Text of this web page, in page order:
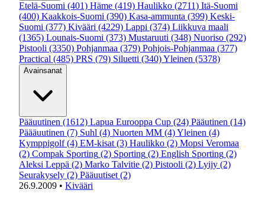
Etelä-Suomi (401) Häme (419) Haulikko (2711) Itä-Suomi
(400) Kaakkois-Suomi (390) Kasa-ammunta (399) Keski-
Suomi (377) Kivääri (4229) Lappi (374) Liikkuva maali
(1365) Lounais-Suomi (373) Mustaruuti (348) Nuoriso (292)
Pistooli (3350) Pohjanmaa (379) Pohjois-Pohjanmaa (377)
Practical (485) PRS (79) Siluetti (340)Yleinen (5378)
Avainsanat
Pääuutinen (1612) Lapua Eurooppa Cup (24) Pääutinen (14)
Päääuutinen (7) Suhl (4) Nuorten MM (4)Yleinen (4)
Kymppigolf (4) EM-kisat (3) Haulikko (2) Mopsi Veromaa
(2) Compak Sporting (2) Sporting (2) English Sporting (2)
Aleksi Leppä (2) Marko Talvitie (2) Pistooli (2) Lyijy (2)
Seurakysely (2) Pääuutiset (2)
26.9.2009 • Kivääri